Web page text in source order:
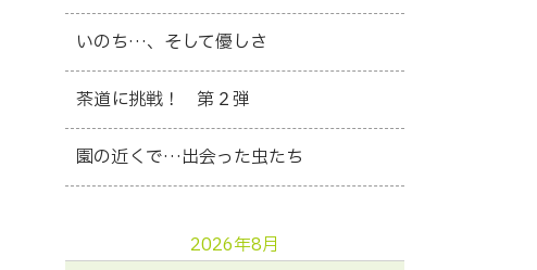
いのち…、そして優しさ
茶道に挑戦！ 第２弾
園の近くで…出会った虫たち
2026年8月